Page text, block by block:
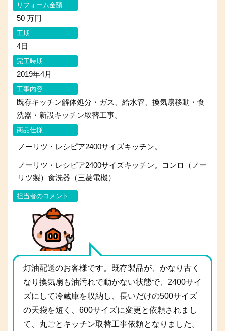
リフォーム金額
50 万円
工期
4日
完工時期
2019年4月
工事内容
既存キッチン解体処分・ガス、給水管、換気扇移動・食
洗器・新設キッチン取替工事。
商品仕様
ノーリツ・レシピア2400サイズキッチン。
ノーリツ・レシピア2400サイズキッチン。コンロ（ノー
リツ製）食洗器（三菱電機）
担当者のコメント
灯油配送のお客様です。既存製品が、かなり古く
なり換気扇も油汚れで動かない状態で、2400サイ
ズにして冷蔵庫を収納し、長いだけの500サイズ
の天袋を短く、600サイズに変更と依頼されまし
て、丸ごとキッチン取替工事依頼となりました。